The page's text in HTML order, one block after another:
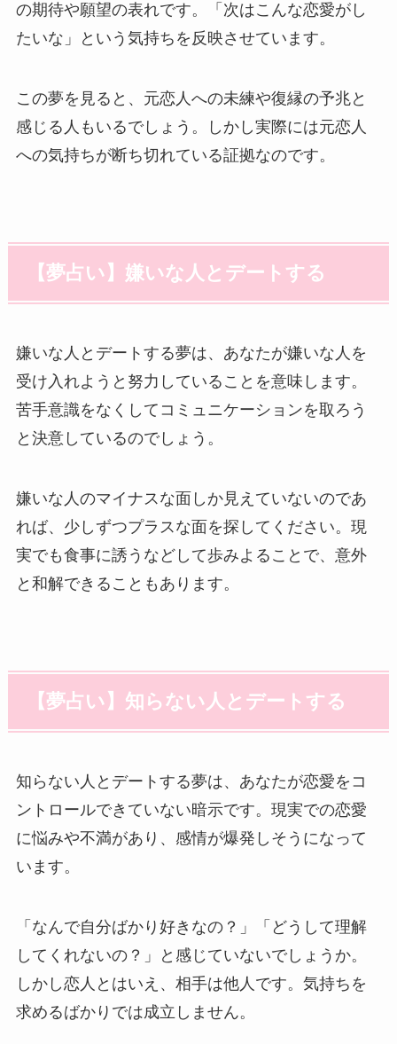
の期待や願望の表れです。「次はこんな恋愛がし
たいな」という気持ちを反映させています。
この夢を見ると、元恋人への未練や復縁の予兆と
感じる人もいるでしょう。しかし実際には元恋人
への気持ちが断ち切れている証拠なのです。
【夢占い】嫌いな人とデートする
嫌いな人とデートする夢は、あなたが嫌いな人を
受け入れようと努力していることを意味します。
苦手意識をなくしてコミュニケーションを取ろう
と決意しているのでしょう。
嫌いな人のマイナスな面しか見えていないのであ
れば、少しずつプラスな面を探してください。現
実でも食事に誘うなどして歩みよることで、意外
と和解できることもあります。
【夢占い】知らない人とデートする
知らない人とデートする夢は、あなたが恋愛をコ
ントロールできていない暗示です。現実での恋愛
に悩みや不満があり、感情が爆発しそうになって
います。
「なんで自分ばかり好きなの？」「どうして理解
してくれないの？」と感じていないでしょうか。
しかし恋人とはいえ、相手は他人です。気持ちを
求めるばかりでは成立しません。